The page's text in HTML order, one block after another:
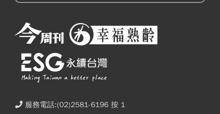
服務電話:(02)2581-6196 按 1